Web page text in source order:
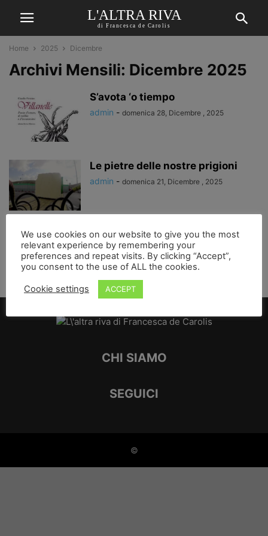
L'ALTRA RIVA
di Francesca de Carolis
Home 2025 Dicembre
Archivi Mensili: Dicembre 2025
S’avota ‘o tiempo
admin - domenica 28, Dicembre , 2025
Le pietre delle nostre prigioni
admin - domenica 21, Dicembre , 2025
“Guardami, dammi la mano,
abbracciami, non mi lasciare…”,
admin - giovedì 11, Dicembre , 2025
CHI SIAMO
SEGUICI
©
We use cookies on our website to give you the most
relevant experience by remembering your
preferences and repeat visits. By clicking “Accept”,
you consent to the use of ALL the cookies.
Cookie settings ACCEPT